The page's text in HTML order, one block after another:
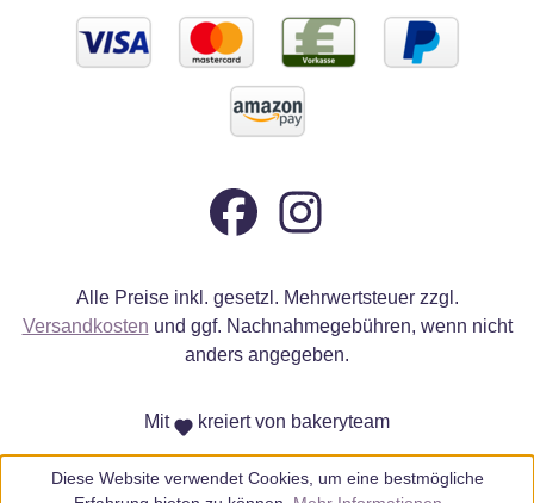
Alle Preise inkl. gesetzl. Mehrwertsteuer zzgl.
Versandkosten und ggf. Nachnahmegebühren, wenn nicht
anders angegeben.
Mit kreiert von bakeryteam
Diese Website verwendet Cookies, um eine bestmögliche